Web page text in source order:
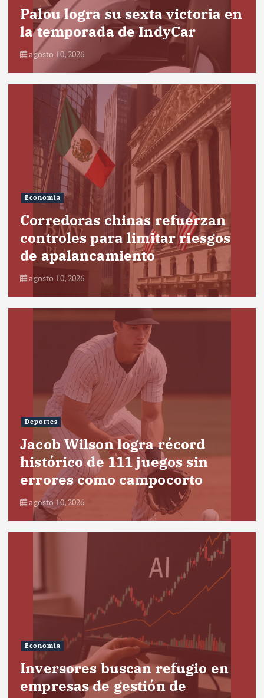
Palou logra su sexta victoria en
la temporada de IndyCar
agosto 10, 2026
Economía
Corredoras chinas refuerzan
controles para limitar riesgos
de apalancamiento
agosto 10, 2026
Deportes
Jacob Wilson logra récord
histórico de 111 juegos sin
errores como campocorto
agosto 10, 2026
Economía
Inversores buscan refugio en
empresas de gestión de